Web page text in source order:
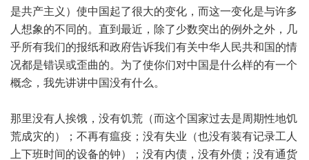
是共产主义）使中国起了很大的变化，而这一变化是与许多
人想象的不同的。直到最近，除了少数突出的例外之外，几
乎所有我们的报纸和政府告诉我们有关中华人民共和国的情
况都是错误或歪曲的。为了使你们对中国是什么样的有一个
概念，我先讲讲中国没有什么。
那里没有人挨饿，没有饥荒（而这个国家过去是周期性地饥
荒成灾的）；不再有瘟疫；没有失业（也没有装有记录工人
上下班时间的设备的钟）；没有内债，没有外债；没有通货